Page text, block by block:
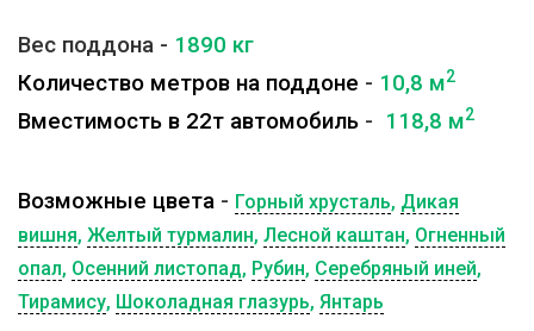
Вес поддона - 1890 кг
Количество метров на поддоне - 10,8 м2
Вместимость в 22т автомобиль - 118,8 м2
Возможные цвета - Горный хрусталь, Дикая
вишня, Желтый турмалин, Лесной каштан, Огненный
опал, Осенний листопад, Рубин, Серебряный иней,
Тирамису, Шоколадная глазурь, Янтарь